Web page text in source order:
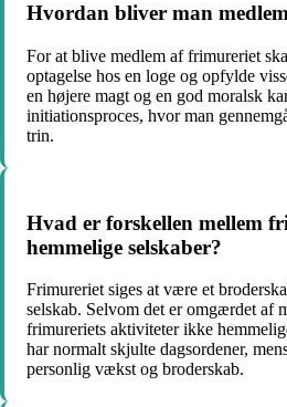
Hvordan bliver man
For at blive medlem af frimureriet
optagelse hos en loge og opfylde
en højere magt og en god moralsk
initiationsproces, hvor man
trin.
Hvad er forskellen mellem
hemmelige selskaber?
Frimureriet siges at være et
selskab. Selvom det er omgærdet af
frimureriets aktiviteter ikke
har normalt skjulte dagsordener,
personlig vækst og broderskab.